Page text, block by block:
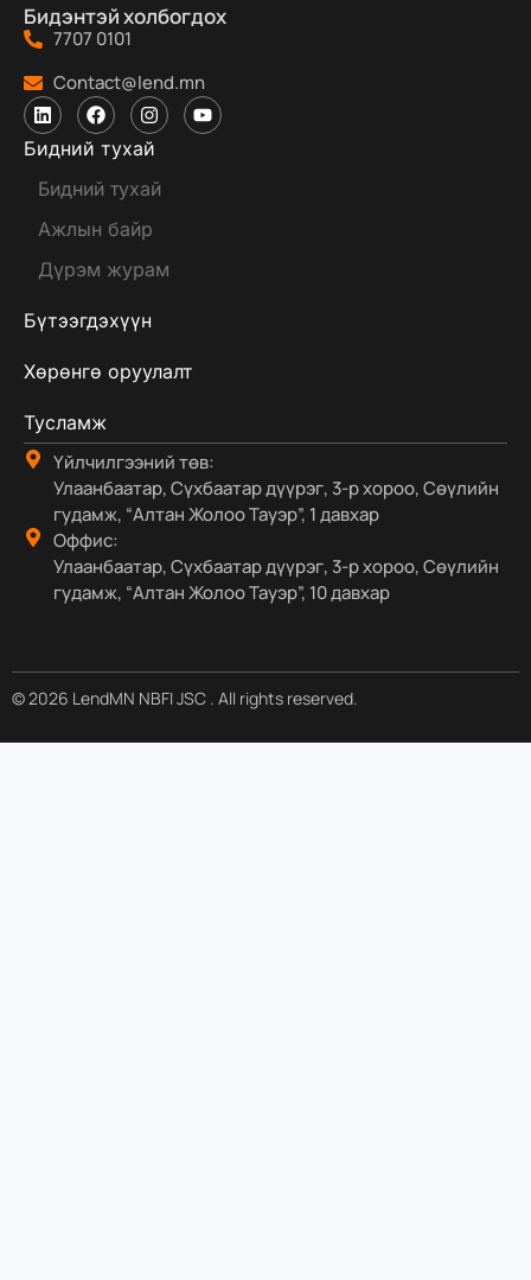
Бидэнтэй холбогдох
7707 0101
Contact@lend.mn
Бидний тухай
Бүтээгдэхүүн
Хөрөнгө оруулалт
Тусламж
Бидний тухай
Ажлын байр
Дүрэм журам
Үйлчилгээний төв:
Улаанбаатар, Сүхбаатар дүүрэг, 3-р хороо, Сөүлийн
гудамж, “Алтан Жолоо Тауэр”, 1 давхар
Оффис:
Улаанбаатар, Сүхбаатар дүүрэг, 3-р хороо, Сөүлийн
гудамж, “Алтан Жолоо Тауэр”, 10 давхар
© 2026 LendMN NBFI JSC . All rights reserved.